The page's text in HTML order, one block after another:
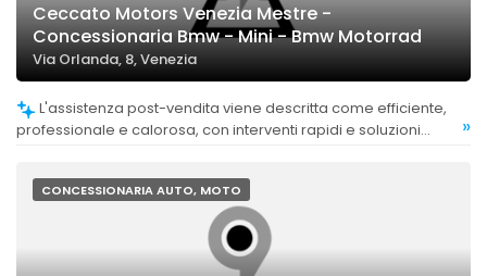
Ceccato Motors Venezia Mestre -
Concessionaria Bmw - Mini - Bmw Motorrad
Via Orlanda, 8, Venezia
professionale e calorosa, con interventi rapidi e soluzioni
»
CONCESSIONARIA AUTO, MOTO